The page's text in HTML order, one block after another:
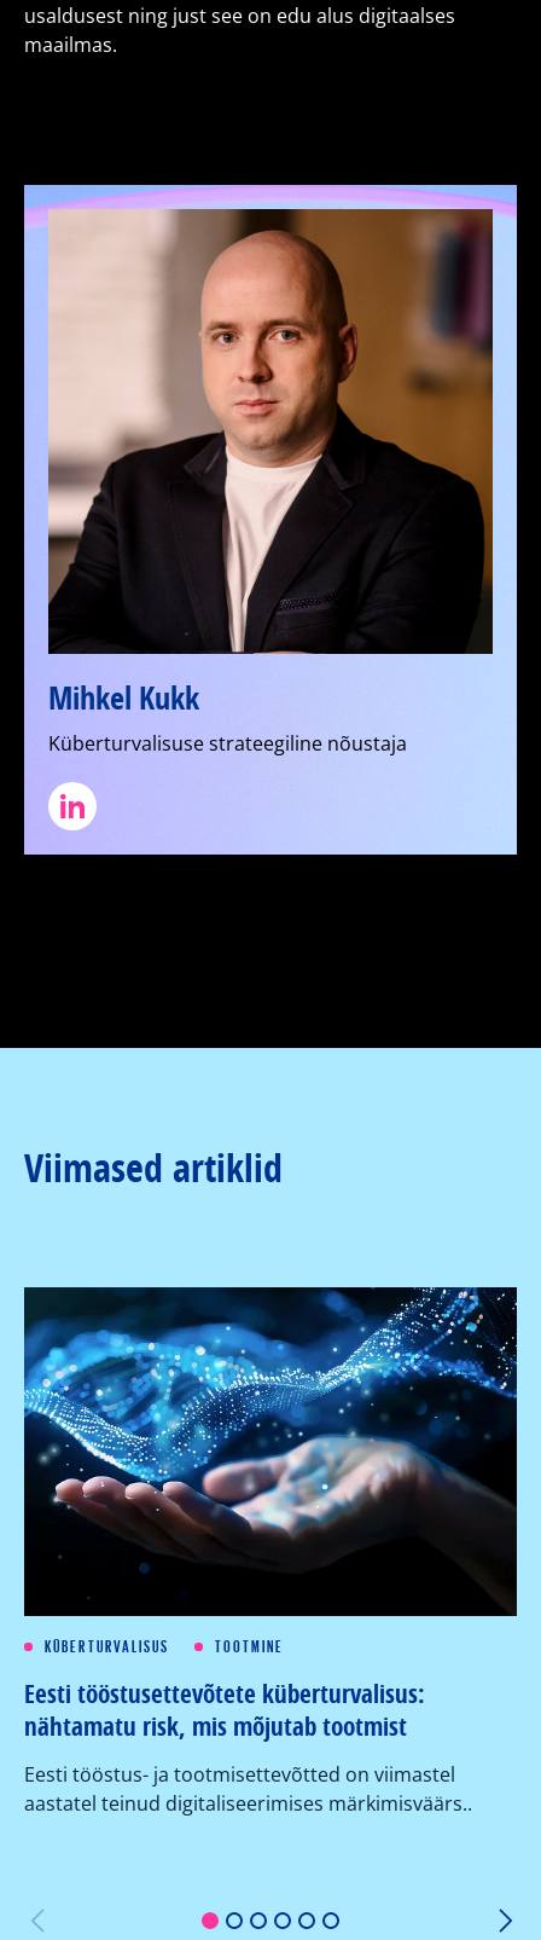
usaldusest ning just see on edu alus digitaalses
maailmas.
Mihkel Kukk
Küberturvalisuse strateegiline nõustaja
Viimased artiklid
1 2 3 4 5 6
KÜBERTURVALISUS TOOTMINE
Eesti tööstusettevõtete küberturvalisus:
nähtamatu risk, mis mõjutab tootmist
Eesti tööstus- ja tootmisettevõtted on viimastel
aastatel teinud digitaliseerimises märkimisväärs..